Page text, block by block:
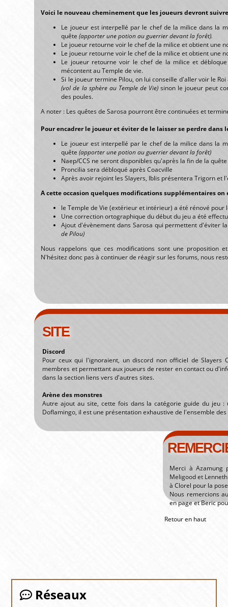
Voici le nouveau cheminement que les joueurs devront
Le joueur est interpellé par le chef de la milice dans la
quête (apporter une potion au guerrier devant la forêt).
Le joueur retourne voir le chef de la milice et obtient une
Le joueur retourne voir le chef de la milice et obtient une
Le joueur retourne voir le chef de la milice et
mécontent au Temple de vie.
Si le joueur termine Pilou, on lui conseille d'aller voir le
(vol de la sphère au Temple de Vie)sinon le joueur peut
des poules.
A noter : Les quêtes de Sarosa pourront être continuées et
Pour encadrer le joueur et éviter de le laisser se perdre
Le joueur est interpellé par le chef de la milice dans la
quête(apporter une potion au guerrier devant la forêt)
Naep/CCS ne seront disponibles qu'après la fin de la
Proncilia sera débloqué après Coacville
Après avoir rejoint les Slayers, Iblis présentera Trigorn et
A cette occasion quelques modifications supplémentaires on
le Temple de Vie (extérieur et intérieur) a été rénové
Une correction ortographique du début du jeu a été
Ajout d'évènement dans Sarosa qui permettent d'éviter
de Pilou)
Nous rappelons que ces modifications sont une proposition
N'hésitez donc pas à continuer de réagir sur les forums, nous
SITE
Discord
Pour ceux qui l'ignoraient, un discord non officiel de Slayers
membres et permettant aux joueurs de rester en contact ou
dans la section liens vers d'autres sites.
Arène des monstres
Autre ajout au site, cette fois dans la catégorie guide du jeu :
Doflamingo, il est une présentation exhaustive de l'ensemble
Merci à Azamung
Meligood et
à Clorel pour la
Nous remercions
en page et Beric
Retour en haut
Réseaux